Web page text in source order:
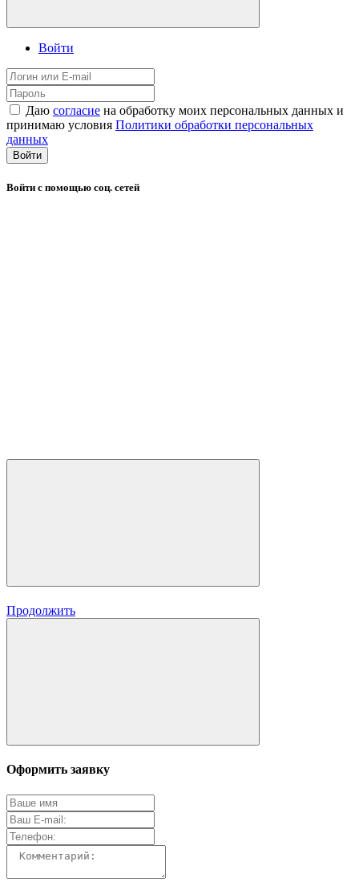
Войти
Даю согласие на обработку моих персональных данных и
принимаю условия Политики обработки персональных
данных
Войти
Войти с помощью соц. сетей
Продолжить
Оформить заявку